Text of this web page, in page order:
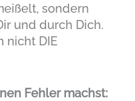
sondern
und durch Dich.
nicht DIE
Fehler machst: